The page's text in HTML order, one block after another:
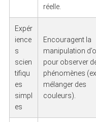
réelle.
Expér
ience
s
scien
tifiqu
es
simpl
es
Encouragent la
manipulation
pour observer
phénomènes
mélanger des
couleurs).